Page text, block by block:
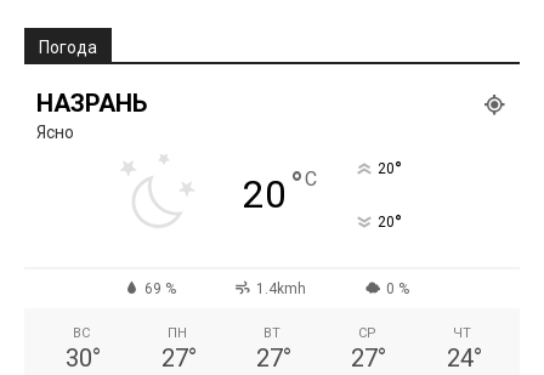
Погода
НАЗРАНЬ
Ясно
20 °C 20°
20°
69 % 1.4kmh 0 %
ВС
30°
ПН
27°
ВТ
27°
СР
27°
ЧТ
24°